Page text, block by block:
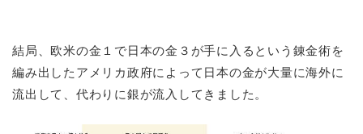
結局、 欧米の金１で日本の金３が手に入るという錬金術を
編み出したアメリカ政府によって 日本の金が大量に海外に
流出して、代わりに銀が流入 してきました。